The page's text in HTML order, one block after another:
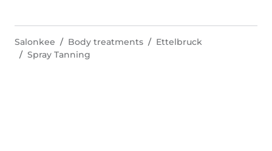
Salonkee Body treatments
Ettelbruck
Spray Tanning